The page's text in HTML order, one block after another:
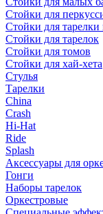
Стойки для
Стойки для тарелки
Стойки для тарелок
Стойки для томов
Стойки для хай-хета
Стулья
Тарелки
China
Crash
Hi-Hat
Ride
Splash
Аксессуары для
Гонги
Наборы тарелок
Оркестровые